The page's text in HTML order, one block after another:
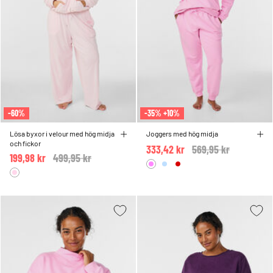
-60%
Lösa byxor i velour med hög midja
och fickor
Price reduced from
499,95 kr
199,98 kr
-35% +10%
Joggers med hög midja
Price reduced from
569,95 kr
333,42 kr